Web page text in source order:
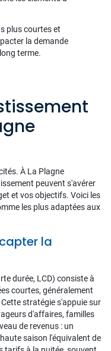
plus courtes et
la demande
terme.
À La Plagne
peuvent s'avérer
et vos objectifs. Voici les
les plus adaptées aux
la
durée, LCD) consiste à
courtes, généralement
stratégie s'appuie sur
d'affaires, familles
de revenus : un
saison l'équivalent de